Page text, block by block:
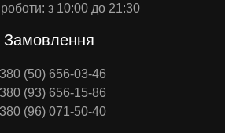
роботи: з 10:00 до 21:30
Замовлення
(50) 656-03-46
(93) 656-15-86
(96) 071-50-40